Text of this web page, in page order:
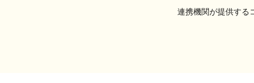
連携機関が提供する